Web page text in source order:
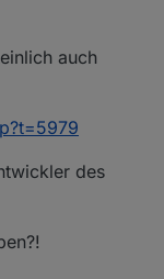
auch
des